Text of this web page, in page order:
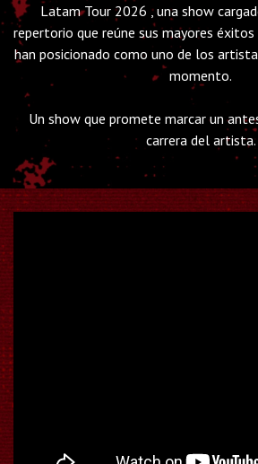
Latam Tour 2026 , una show
repertorio que reúne sus mayores
han posicionado como uno de los
momento.
Un show que promete marcar un
carrera del artista.